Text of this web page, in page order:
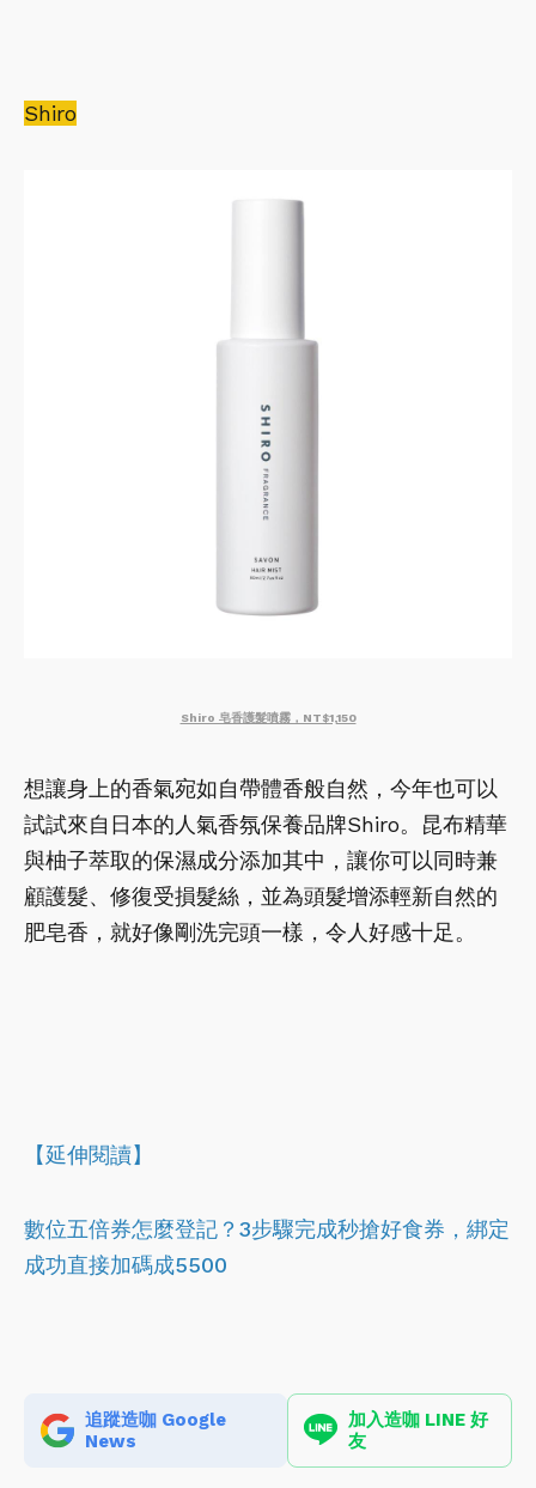
Shiro
Shiro 皂香護髮噴霧，NT$1,150
想讓身上的香氣宛如自帶體香般自然，今年也可以
試試來自日本的人氣香氛保養品牌Shiro。昆布精華
與柚子萃取的保濕成分添加其中，讓你可以同時兼
顧護髮、修復受損髮絲，並為頭髮增添輕新自然的
肥皂香，就好像剛洗完頭一樣，令人好感十足。
【延伸閱讀】
數位五倍券怎麼登記？3步驟完成秒搶好食券，綁定
成功直接加碼成5500
追蹤造咖 Google
News
加入造咖 LINE 好
友